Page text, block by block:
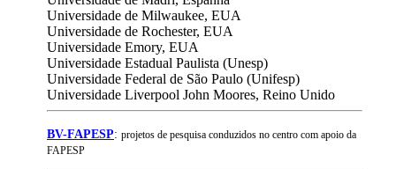
Universidade de Milwaukee, EUA
Universidade de Rochester, EUA
Universidade Emory, EUA
Universidade Estadual Paulista (Unesp)
Universidade Federal de São Paulo (Unifesp)
Universidade Liverpool John Moores, Reino Unido
BV-FAPESP: projetos de pesquisa conduzidos no centro com apoio da
FAPESP